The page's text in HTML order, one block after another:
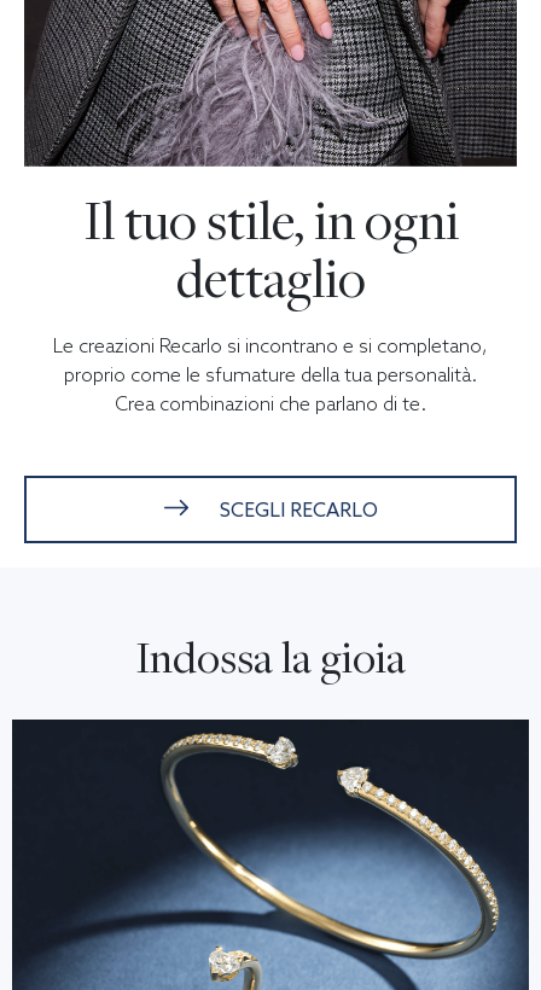
Il tuo stile, in ogni
dettaglio
Le creazioni Recarlo si incontrano e si completano,
proprio come le sfumature della tua personalità.
Crea combinazioni che parlano di te.
SCEGLI RECARLO
Indossa la gioia